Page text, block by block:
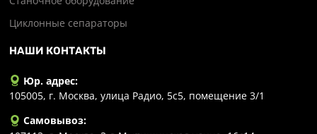
Циклонные сепараторы
НАШИ КОНТАКТЫ
Юр. адрес:
105005, г. Москва, улица Радио, 5с5, помещение 3/1
Самовывоз: